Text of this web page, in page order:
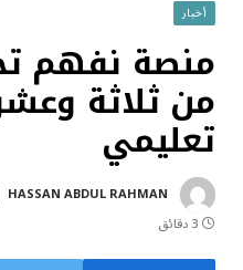
أخبار
منصة نفهم
من ثلاثة
تعليمي
HASSAN ABDUL RAHMAN
3 دقائق